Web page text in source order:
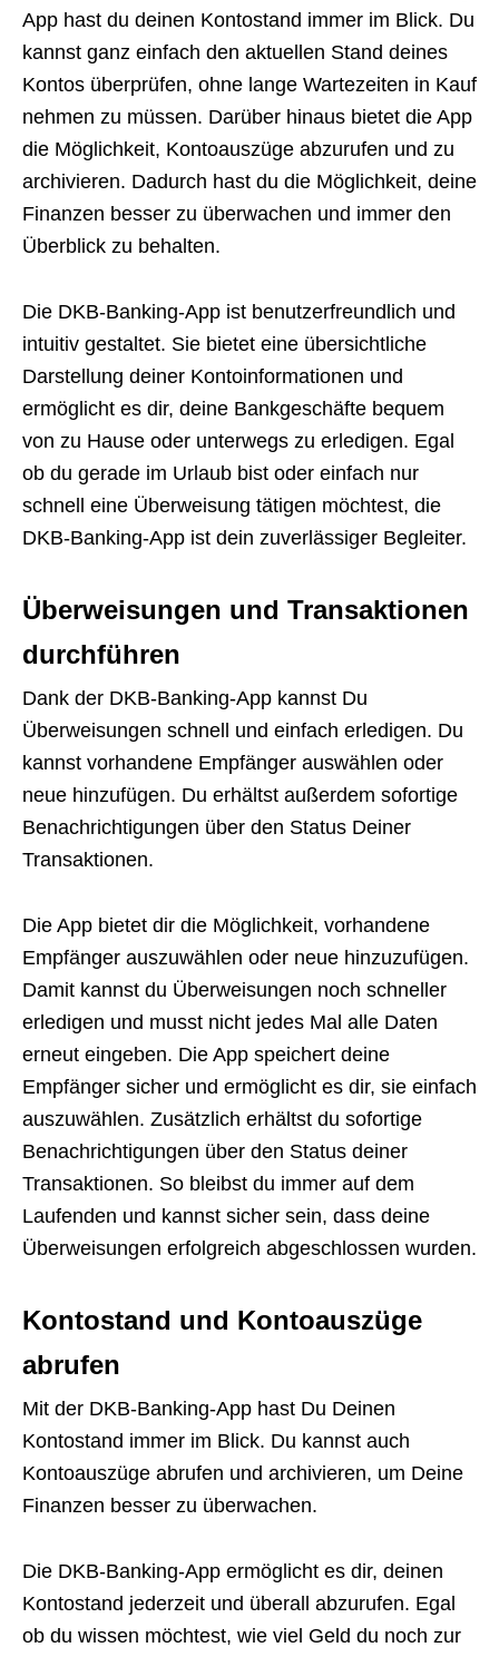
App hast du deinen Kontostand immer im Blick. Du
kannst ganz einfach den aktuellen Stand deines
Kontos überprüfen, ohne lange Wartezeiten in Kauf
nehmen zu müssen. Darüber hinaus bietet die App
die Möglichkeit, Kontoauszüge abzurufen und zu
archivieren. Dadurch hast du die Möglichkeit, deine
Finanzen besser zu überwachen und immer den
Überblick zu behalten.
Die DKB-Banking-App ist benutzerfreundlich und
intuitiv gestaltet. Sie bietet eine übersichtliche
Darstellung deiner Kontoinformationen und
ermöglicht es dir, deine Bankgeschäfte bequem
von zu Hause oder unterwegs zu erledigen. Egal
ob du gerade im Urlaub bist oder einfach nur
schnell eine Überweisung tätigen möchtest, die
DKB-Banking-App ist dein zuverlässiger Begleiter.
Überweisungen und Transaktionen
durchführen
Dank der DKB-Banking-App kannst Du
Überweisungen schnell und einfach erledigen. Du
kannst vorhandene Empfänger auswählen oder
neue hinzufügen. Du erhältst außerdem sofortige
Benachrichtigungen über den Status Deiner
Transaktionen.
Die App bietet dir die Möglichkeit, vorhandene
Empfänger auszuwählen oder neue hinzuzufügen.
Damit kannst du Überweisungen noch schneller
erledigen und musst nicht jedes Mal alle Daten
erneut eingeben. Die App speichert deine
Empfänger sicher und ermöglicht es dir, sie einfach
auszuwählen. Zusätzlich erhältst du sofortige
Benachrichtigungen über den Status deiner
Transaktionen. So bleibst du immer auf dem
Laufenden und kannst sicher sein, dass deine
Überweisungen erfolgreich abgeschlossen wurden.
Kontostand und Kontoauszüge
abrufen
Mit der DKB-Banking-App hast Du Deinen
Kontostand immer im Blick. Du kannst auch
Kontoauszüge abrufen und archivieren, um Deine
Finanzen besser zu überwachen.
Die DKB-Banking-App ermöglicht es dir, deinen
Kontostand jederzeit und überall abzurufen. Egal
ob du wissen möchtest, wie viel Geld du noch zur